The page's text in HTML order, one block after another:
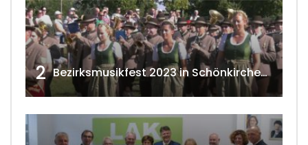
2 Bezirksmusikfest 2023 in Schönkirchen-Reyersdorf